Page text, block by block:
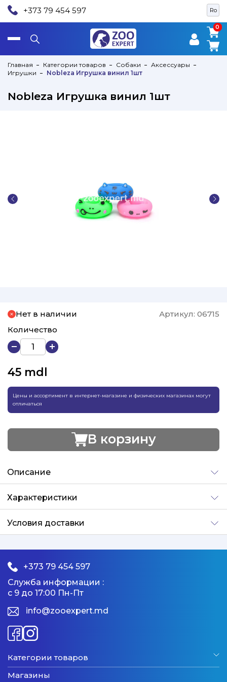
Ro
+373 79 454 597
0
0
Главная Категории товаров Собаки
Аксессуары
Игрушки
Nobleza Игрушка винил 1шт
Nobleza Игрушка винил 1шт
Нет в наличии Артикул: 06715
Количество
45 mdl
Цены и ассортимент в интернет-магазине и физических магазинах могут
отличаться
В корзину
Описание
Характеристики
Условия доставки
+373 79 454 597
Служба информации :
с 9 до 17:00 Пн-Пт
info@zooexpert.md
Категории товаров
Магазины